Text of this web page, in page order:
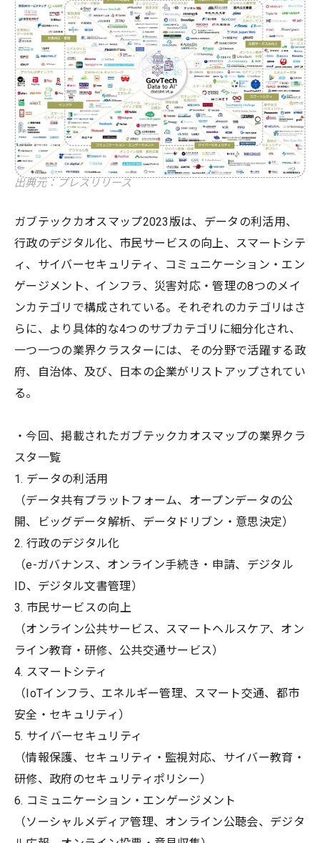
出典元：プレスリリース
ガブテックカオスマップ2023版は、データの利活用、
行政のデジタル化、市民サービスの向上、スマートシテ
ィ、サイバーセキュリティ、コミュニケーション・エン
ゲージメント、インフラ、災害対応・管理の8つのメイ
ンカテゴリで構成されている。それぞれのカテゴリはさ
らに、より具体的な4つのサブカテゴリに細分化され、
一つ一つの業界クラスターには、その分野で活躍する政
府、自治体、及び、日本の企業がリストアップされてい
る。
・今回、掲載されたガブテックカオスマップの業界クラ
スタ一覧
1. データの利活用
（データ共有プラットフォーム、オープンデータの公
開、ビッグデータ解析、データドリブン・意思決定）
2. 行政のデジタル化
（e-ガバナンス、オンライン手続き・申請、デジタル
ID、デジタル文書管理）
3. 市民サービスの向上
（オンライン公共サービス、スマートヘルスケア、オン
ライン教育・研修、公共交通サービス）
4. スマートシティ
（IoTインフラ、エネルギー管理、スマート交通、都市
安全・セキュリティ）
5. サイバーセキュリティ
（情報保護、セキュリティ・監視対応、サイバー教育・
研修、政府のセキュリティポリシー）
6. コミュニケーション・エンゲージメント
（ソーシャルメディア管理、オンライン公聴会、デジタ